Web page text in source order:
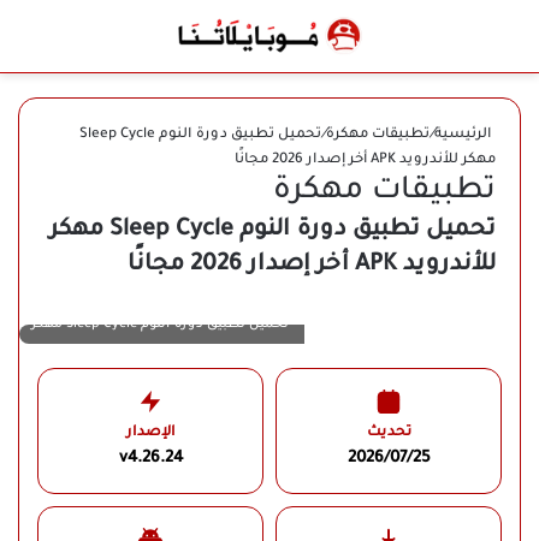
الوضع المظلم
الرئيسية/تطبيقات مهكرة/
تحميل تطبيق دورة النوم Sleep Cycle
مهكر للأندرويد APK أخر إصدار 2026 مجانًا
تطبيقات مهكرة
تحميل تطبيق دورة النوم Sleep Cycle مهكر
للأندرويد APK أخر إصدار 2026 مجانًا
تحميل تطبيق دورة النوم Sleep Cycle مهكر
تحديث
2026/07/25
الإصدار
v4.26.24